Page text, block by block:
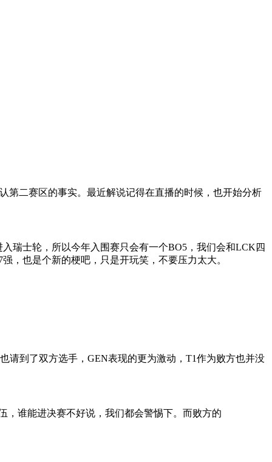
第二赛区的事实。最近解说记得在直播的时候，也开始分析
瑞士轮，所以今年入围赛只会有一个BO5，我们会和LCK四
，也是个新的梗吧，只是开玩笑，不要压力太大。
请到了双方选手，GEN表现的更为激动，T1作为败方也并没
，谁能进决赛不好说，我们都会警惕下。而败方的